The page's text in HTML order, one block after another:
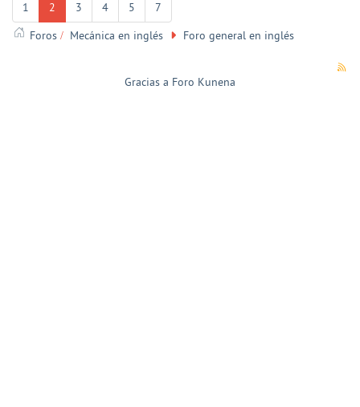
1 2 3 4 5 7
Foros Mecánica en inglés Foro general en inglés
Gracias a Foro Kunena